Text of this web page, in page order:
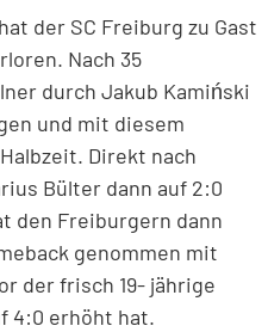
der SC Freiburg zu Gast
Nach 35
durch Jakub Kamiński
und mit diesem
Direkt nach
Bülter dann auf 2:0
den Freiburgern dann
genommen mit
der frisch 19- jährige
4:0 erhöht hat.